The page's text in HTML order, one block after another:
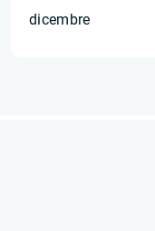
dicembre